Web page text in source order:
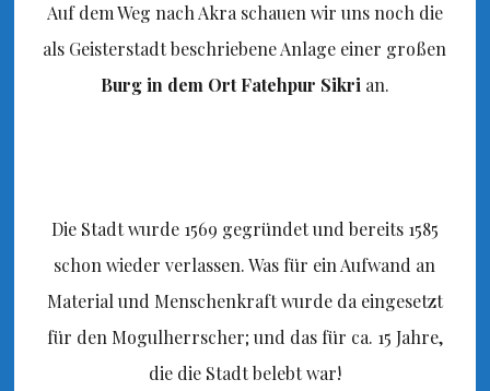
Auf dem Weg nach Akra schauen wir uns noch die
als Geisterstadt beschriebene Anlage einer großen
Burg in dem Ort Fatehpur Sikri an.
Die Stadt wurde 1569 gegründet und bereits 1585
schon wieder verlassen. Was für ein Aufwand an
Material und Menschenkraft wurde da eingesetzt
für den Mogulherrscher; und das für ca. 15 Jahre,
die die Stadt belebt war!